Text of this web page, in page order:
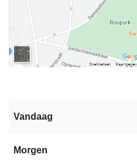
Vandaag
Morgen